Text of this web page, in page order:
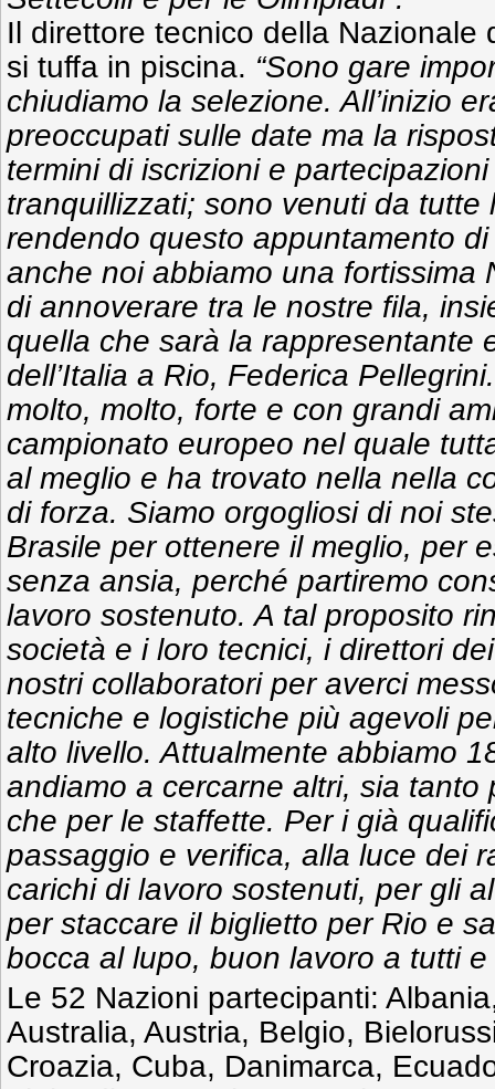
Il direttore tecnico della Nazionale
si tuffa in piscina. “Sono gare
chiudiamo la selezione. All’inizio
preoccupati sulle date ma la
termini di iscrizioni e
tranquillizzati; sono venuti da tutte
rendendo questo appuntamento
anche noi abbiamo una fortissima
di annoverare tra le nostre fila,
quella che sarà la rappresentante
dell’Italia a Rio, Federica
molto, molto, forte e con grandi
campionato europeo nel quale
al meglio e ha trovato nella nella
di forza. Siamo orgogliosi di noi
Brasile per ottenere il meglio, per
senza ansia, perché partiremo
lavoro sostenuto. A tal proposito
società e i loro tecnici, i direttori
nostri collaboratori per averci
tecniche e logistiche più agevoli
alto livello. Attualmente abbiamo
andiamo a cercarne altri, sia tanto
che per le staffette. Per i già
passaggio e verifica, alla luce dei
carichi di lavoro sostenuti, per gli
per staccare il biglietto per Rio e
bocca al lupo, buon lavoro a tutti e
Le 52 Nazioni partecipanti:
Australia, Austria, Belgio,
Croazia, Cuba, Danimarca,